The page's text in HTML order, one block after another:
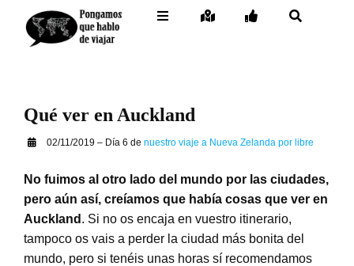
contenido
Toggle
Inicio
Contacto
Toggle
Itinerario por días
Toggle
– Pinterest
Toggle
Qué ver en Auckland
02/11/2019 – Día 6 de nuestro viaje a Nueva Zelanda por libre
No fuimos al otro lado del mundo por las ciudades,
pero aún así, creíamos que había cosas que ver en
Auckland . Si no os encaja en vuestro itinerario,
tampoco os vais a perder la ciudad más bonita del
mundo, pero si tenéis unas horas sí recomendamos